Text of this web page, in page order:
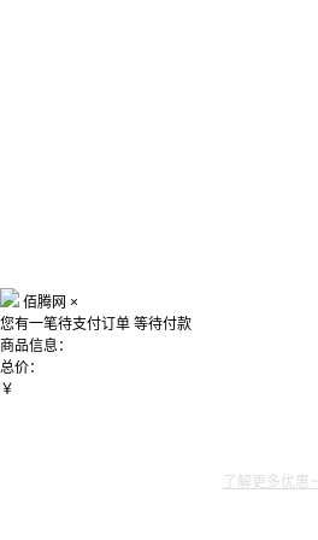
佰腾网 ×
您有一笔待支付订单 等待付款
商品信息：
总价：
￥
了解更多优惠~